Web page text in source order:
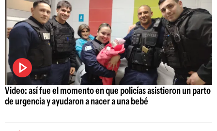
Video: así fue el momento en que policías asistieron un parto
de urgencia y ayudaron a nacer a una bebé